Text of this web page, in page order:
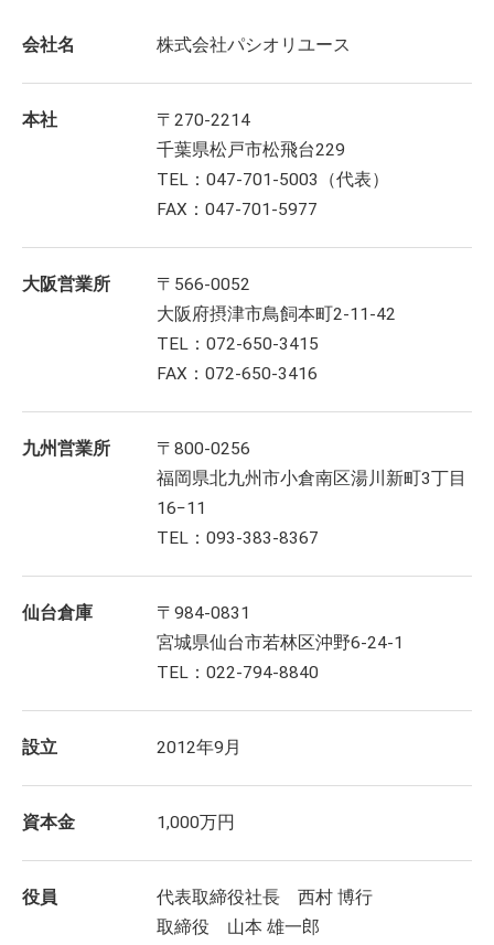
会社名 株式会社パシオリユース
本社
〒270-2214
千葉県松戸市松飛台229
TEL：047-701-5003（代表）
FAX：047-701-5977
大阪営業所
〒566-0052
大阪府摂津市鳥飼本町2-11-42
TEL：072-650-3415
FAX：072-650-3416
九州営業所
〒800-0256
福岡県北九州市小倉南区湯川新町3丁目
16−11
TEL：093-383-8367
仙台倉庫
〒984-0831
宮城県仙台市若林区沖野6-24-1
TEL：022-794-8840
設立 2012年9月
資本金 1,000万円
役員
代表取締役社長 西村 博行
取締役 山本 雄一郎